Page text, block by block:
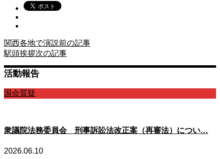
関西各地で演説前の記事
駅頭挨拶次の記事
活動報告
国会質疑
衆議院法務委員会 刑事訴訟法改正案（再審法）につい…
2026.06.10